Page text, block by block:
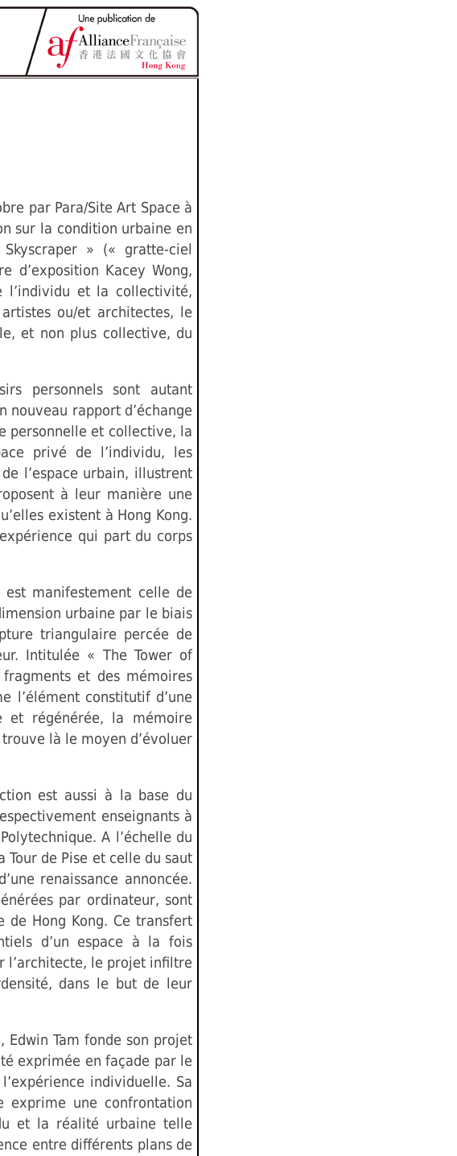
par Para/Site Art Space à
sur la condition urbaine en
» (« gratte-ciel
d’exposition Kacey Wong,
l’individu et la collectivité,
ou/et architectes, le
et non plus collective, du
personnels sont autant
nouveau rapport d’échange
personnelle et collective, la
privé de l’individu, les
l’espace urbain, illustrent
à leur manière une
existent à Hong Kong.
qui part du corps
manifestement celle de
urbaine par le biais
triangulaire percée de
Intitulée « The Tower of
et des mémoires
l’élément constitutif d’une
et régénérée, la mémoire
là le moyen d’évoluer
est aussi à la base du
enseignants à
A l’échelle du
de Pise et celle du saut
renaissance annoncée.
par ordinateur, sont
de Hong Kong. Ce transfert
d’un espace à la fois
l’architecte, le projet infiltre
dans le but de leur
Edwin Tam fonde son projet
exprimée en façade par le
individuelle. Sa
exprime une confrontation
et la réalité urbaine telle
entre différents plans de